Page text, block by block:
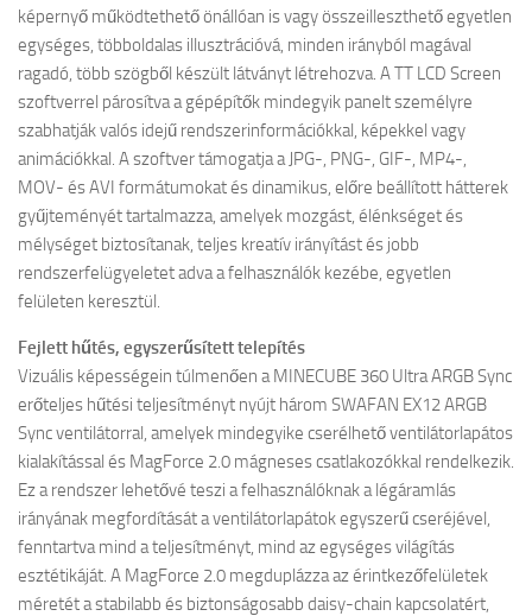
képernyő működtethető önállóan is vagy összeilleszthető egyetlen
egységes, többoldalas illusztrációvá, minden irányból magával
ragadó, több szögből készült látványt létrehozva. A TT LCD Screen
szoftverrel párosítva a gépépítők mindegyik panelt személyre
szabhatják valós idejű rendszerinformációkkal, képekkel vagy
animációkkal. A szoftver támogatja a JPG-, PNG-, GIF-, MP4-,
MOV- és AVI formátumokat és dinamikus, előre beállított hátterek
gyűjteményét tartalmazza, amelyek mozgást, élénkséget és
mélységet biztosítanak, teljes kreatív irányítást és jobb
rendszerfelügyeletet adva a felhasználók kezébe, egyetlen
felületen keresztül.
Fejlett hűtés, egyszerűsített telepítés
Vizuális képességein túlmenően a MINECUBE 360 Ultra ARGB Sync
erőteljes hűtési teljesítményt nyújt három SWAFAN EX12 ARGB
Sync ventilátorral, amelyek mindegyike cserélhető ventilátorlapátos
kialakítással és MagForce 2.0 mágneses csatlakozókkal rendelkezik.
Ez a rendszer lehetővé teszi a felhasználóknak a légáramlás
irányának megfordítását a ventilátorlapátok egyszerű cseréjével,
fenntartva mind a teljesítményt, mind az egységes világítás
esztétikáját. A MagForce 2.0 megduplázza az érintkezőfelületek
méretét a stabilabb és biztonságosabb daisy-chain kapcsolatért,